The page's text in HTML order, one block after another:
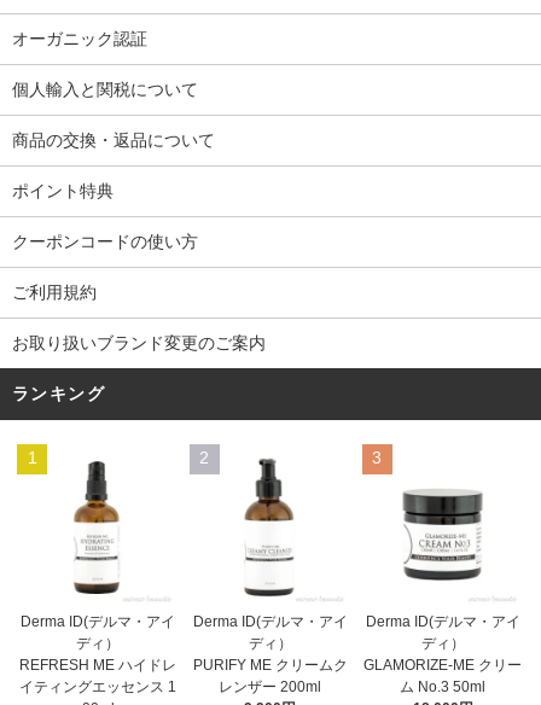
オーガニック認証
個人輸入と関税について
商品の交換・返品について
ポイント特典
クーポンコードの使い方
ご利用規約
お取り扱いブランド変更のご案内
ランキング
1
Derma ID(デルマ・アイ
ディ）
REFRESH ME ハイドレ
イティングエッセンス 1
2
Derma ID(デルマ・アイ
ディ）
PURIFY ME クリームク
レンザー 200ml
3
Derma ID(デルマ・アイ
ディ）
GLAMORIZE-ME クリー
ム No.3 50ml